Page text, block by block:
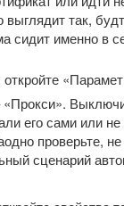
так,
сидит именно в
«Прокси».
его сами или
проверьте,
сценарий